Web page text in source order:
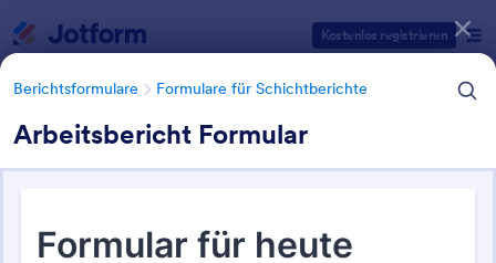
Kostenlos registrieren
Berichtsformulare Formulare für Schichtberichte
Arbeitsbericht Formular
Berichtsformulare Formulare für Schichtberichte
Formularvorlagen Kategorien